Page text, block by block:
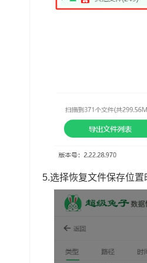
5.选择恢复文件保存位置